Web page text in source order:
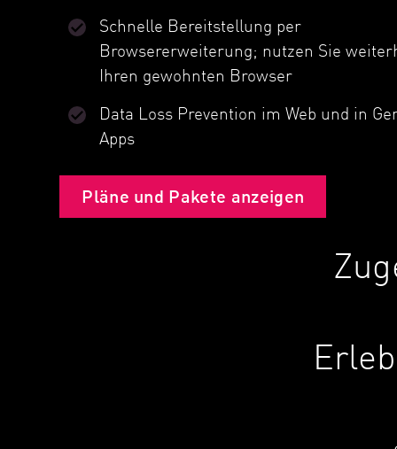
Schnelle Bereitstellung per
Browsererweiterung; nutzen Sie
Ihren gewohnten Browser
Data Loss Prevention im Web und in
Apps
Pläne und Pakete anzeigen